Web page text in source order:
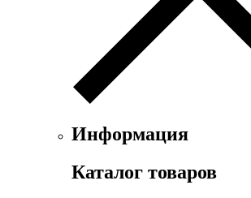
Информация
Каталог товаров